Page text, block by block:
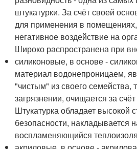
штукатурки. За счёт своей
для применения в помещениях,
негативное воздействие на
Широко распространена при
силиконовые, в основе -
материал водонепроницаем,
"чистым" из своего семейства,
загрязнении, очищается за
Штукатурка обладает высокой
безопасности, накладывается
воспламеняющийся